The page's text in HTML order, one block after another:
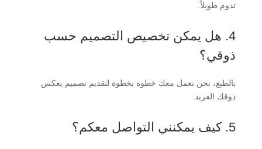
تدوم طويلاً.
4. هل يمكن تخصيص التصميم حسب
ذوقي؟
بالطبع، نحن نعمل معك خطوة بخطوة لتقديم تصميم يعكس
ذوقك الفريد.
5. كيف يمكنني التواصل معكم؟